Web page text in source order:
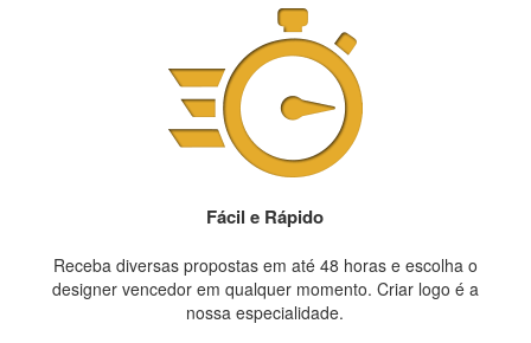
Fácil e Rápido
Receba diversas propostas em até 48 horas e escolha o
designer vencedor em qualquer momento. Criar logo é a
nossa especialidade.